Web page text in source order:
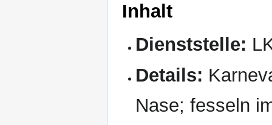
Inhalt
Dienststelle:
Details:
Nase; fesseln